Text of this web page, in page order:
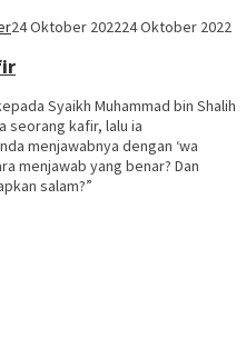
24 Oktober 202224 Oktober 2022
Syaikh Muhammad bin Shalih
seorang kafir, lalu ia
menjawabnya dengan ‘wa
menjawab yang benar? Dan
salam?”